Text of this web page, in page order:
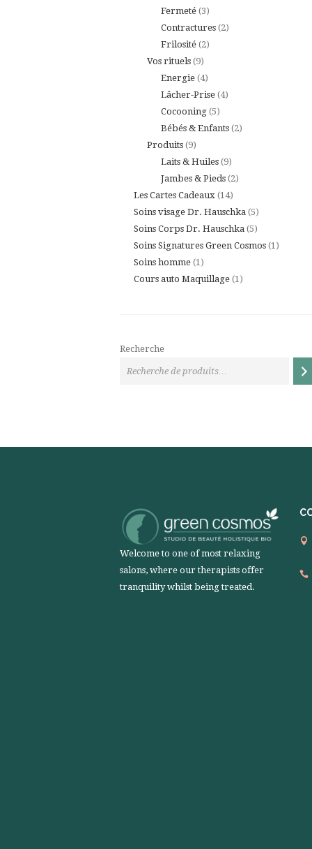
produits
Fermeté 33
produits
Contractures 22
Frilosité 22
Vos rituels 99
produits
Energie 44
produits
Lâcher-Prise 44
Cocooning 55
produits
Bébés & Enfants 22
Produits 99
produits
Laits & Huiles 99
produits
Jambes & Pieds 22
Les Cartes Cadeaux 1414
produits
Soins visage Dr. Hauschka 55
produits
Soins Corps Dr. Hauschka 55
produits
Soins Signatures Green Cosmos 1 1
Soins homme 1 1
produit
Cours auto Maquillage 1 1
Recherche
Welcome to one of most relaxing
salons, where our therapists offer
tranquility whilst being treated.